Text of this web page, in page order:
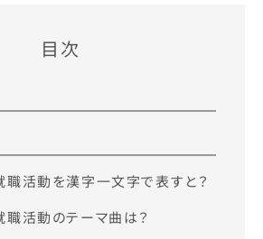
目次
職活動を漢字一文字で表すと？
職活動のテーマ曲は？